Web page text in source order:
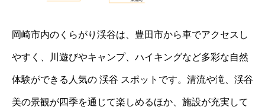
岡崎市内のくらがり渓谷は、豊田市から車でアクセスし
やすく、川遊びやキャンプ、ハイキングなど多彩な自然
体験ができる人気の 渓谷 スポットです。清流や滝、渓谷
美の景観が四季を通じて楽しめるほか、施設が充実して